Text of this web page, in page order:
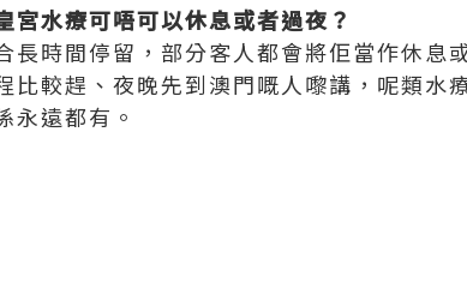
宮水療可唔可以休息或者過夜？
長時間停留，部分客人都會將佢當作休息
比較趕、夜晚先到澳門嘅人嚟講，呢類水
永遠都有。